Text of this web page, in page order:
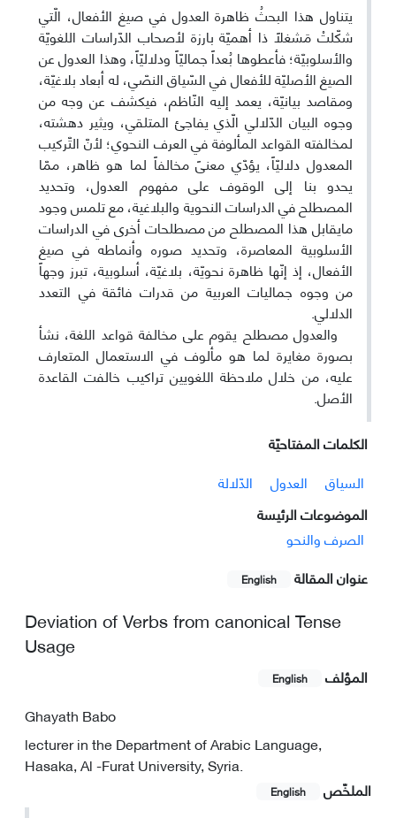
يتناول هذا البحثُ ظاهرة العدول في صيغ الأفعال، الّتي
شكّلتْ مَشغلاً ذا أهميّة بارزة لأصحاب الدّراسات اللغويّة
والأسلوبيّة؛ فأعطوها بُعداً جماليّاً ودلاليّاً، وهذا العدول عن
الصيغ الأصليّة للأفعال في السّياق النصّي، له أبعاد بلاغيّة،
ومقاصد بيانيّة، يعمد إليه النّاظم، فيكشف عن وجه من
وجوه البيان الدّلالي الّذي يفاجئ المتلقي، ويثير دهشته،
لمخالفته القواعد المألوفة في العرف النحوي؛ لأنّ التّركيب
المعدول دلاليّاً، يؤدّي معنىً مخالفاً لما هو ظاهر، ممّا
يحدو بنا إلى الوقوف على مفهوم العدول، وتحديد
المصطلح في الدراسات النحوية والبلاغية، مع تلمس وجود
مايقابل هذا المصطلح من مصطلحات أخرى في الدراسات
الأسلوبية المعاصرة، وتحديد صوره وأنماطه في صيغ
الأفعال، إذ إنّها ظاهرة نحويّة، بلاغيّة، أسلوبية، تبرز وجهاً
من وجوه جماليات العربية من قدرات فائقة في التعدد
الدلالي.
والعدول مصطلح يقوم على مخالفة قواعد اللغة، نشأ
بصورة مغايرة لما هو مألوف في الاستعمال المتعارف
عليه، من خلال ملاحظة اللغويين تراكيب خالفت القاعدة
الأصل.
الکلمات المفتاحيّة
السياق
العدول
الدّلالة
الموضوعات الرئيسة
الصرف والنحو
عنوان المقالة
English
Deviation of Verbs from canonical Tense
Usage
المؤلف English
Ghayath Babo
lecturer in the Department of Arabic Language,
Hasaka, Al -Furat University, Syria.
الملخّص
English